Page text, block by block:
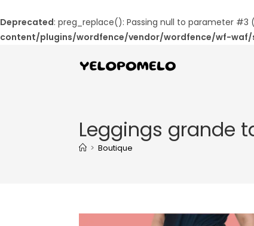
Deprecated: preg_replace(): Passing null to parameter
content/plugins/wordfence/vendor/wordfence/wf-
Leggings grande
> Boutique